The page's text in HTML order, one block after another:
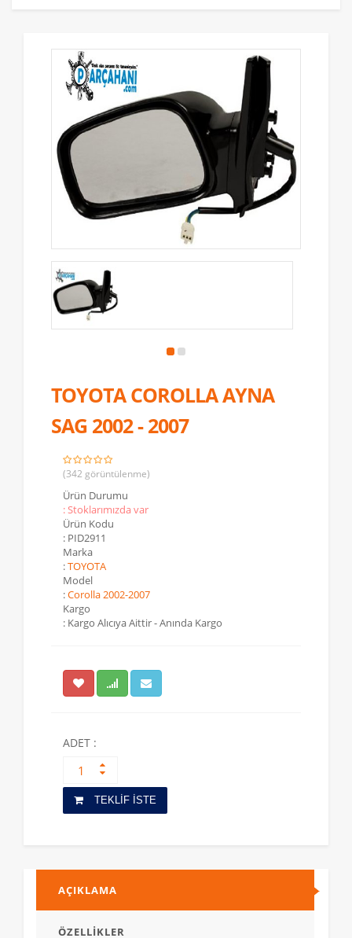
TOYOTA COROLLA AYNA
SAG 2002 - 2007
(342 görüntülenme)
Ürün Durumu
: Stoklarımızda var
Ürün Kodu
: PID2911
Marka
:TOYOTA
Model
:Corolla 2002-2007
Kargo
: Kargo Alıcıya Aittir - Anında Kargo
ADET :
TEKLİF İSTE
AÇIKLAMA
ÖZELLİKLER